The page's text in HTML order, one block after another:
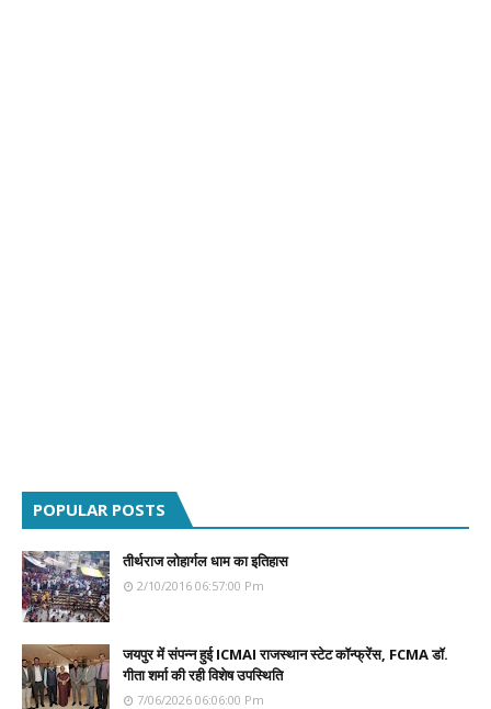
POPULAR POSTS
तीर्थराज लोहार्गल धाम का इतिहास
2/10/2016 06:57:00 Pm
जयपुर में संपन्न हुई ICMAI राजस्थान स्टेट कॉन्फ्रेंस, FCMA डॉ.
गीता शर्मा की रही विशेष उपस्थिति
7/06/2026 06:06:00 Pm